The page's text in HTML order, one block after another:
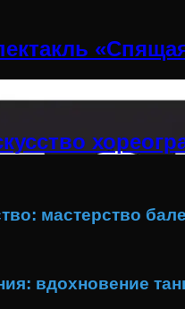
мастерство
вдохновение